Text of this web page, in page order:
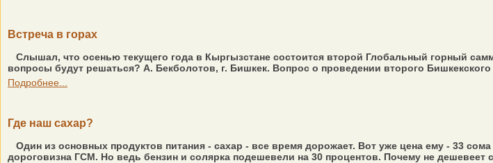
Встреча в горах
Слышал, что осенью текущего года в Кыргызстане состоится второй Глобальный горный
вопросы будут решаться? А. Бекболотов, г. Бишкек. Вопрос о проведении второго
Подробнее...
Где наш сахар?
Один из основных продуктов питания - сахар - все время дорожает. Вот уже цена ему - 33
дороговизна ГСМ. Но ведь бензин и солярка подешевели на 30 процентов. Почему не